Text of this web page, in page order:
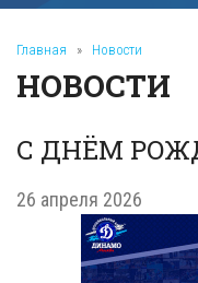
Главная » Новости
НОВОСТИ
С ДНЁМ
26 апреля 2026